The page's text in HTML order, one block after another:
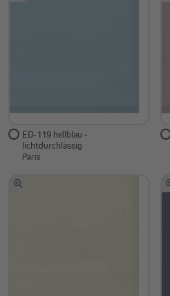
ED-119 hellblau -
lichtdurchlässig
Paris